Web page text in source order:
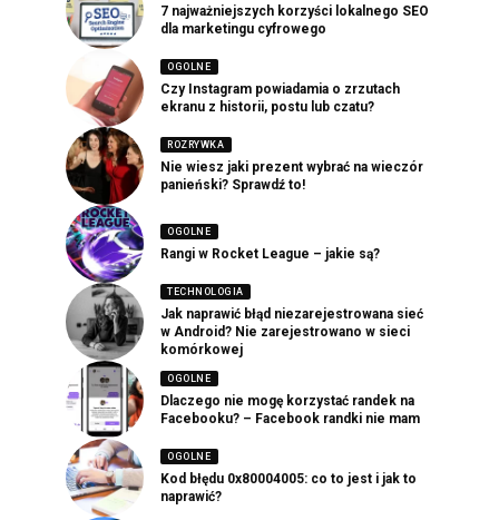
7 najważniejszych korzyści lokalnego SEO
dla marketingu cyfrowego
OGOLNE
Czy Instagram powiadamia o zrzutach
ekranu z historii, postu lub czatu?
ROZRYWKA
Nie wiesz jaki prezent wybrać na wieczór
panieński? Sprawdź to!
OGOLNE
Rangi w Rocket League – jakie są?
TECHNOLOGIA
Jak naprawić błąd niezarejestrowana sieć
w Android? Nie zarejestrowano w sieci
komórkowej
OGOLNE
Dlaczego nie mogę korzystać randek na
Facebooku? – Facebook randki nie mam
OGOLNE
Kod błędu 0x80004005: co to jest i jak to
naprawić?